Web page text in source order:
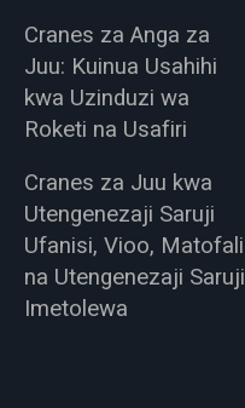
Cranes za Anga za
Juu: Kuinua Usahihi
kwa Uzinduzi wa
Roketi na Usafiri
Cranes za Juu kwa
Utengenezaji Saruji
Ufanisi, Vioo, Matofali
na Utengenezaji Saruji
Imetolewa